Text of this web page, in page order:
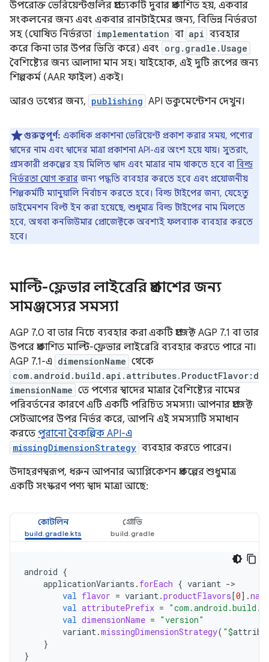
উপরোক্ত ভেরিয়েন্টগুলির প্রত্যেকটি দুবার প্রকাশিত হয়, একবার
সংকলনের জন্য এবং একবার রানটাইমের জন্য, বিভিন্ন নির্ভরতা
সহ (ঘোষিত নির্ভরতা implementation বা api ব্যবহার
করে কিনা তার উপর ভিত্তি করে) এবং org.gradle.Usage
বৈশিষ্ট্যের জন্য আলাদা মান সহ। যাইহোক, এই দুটি রূপের জন্য
শিল্পকর্ম (AAR ফাইল) একই।
আরও তথ্যের জন্য, publishing API ডকুমেন্টেশন দেখুন।
গুরুত্বপূর্ণ: একাধিক প্রকাশনা ভেরিয়েন্ট প্রকাশ করার সময়, পণ্যের
স্বাদের নাম এবং স্বাদের মাত্রা প্রকাশনা API-এর অংশ হয়ে যায়। সুতরাং,
গ্রাসকারী প্রকল্পের হয় মিলিত স্বাদ এবং মাত্রার নাম থাকতে হবে বাবিল্ড
নির্ভরতা যোগ করার জন্য পদ্ধতি ব্যবহার করতে হবে এবং প্রয়োজনীয়
শিল্পকর্মটি ম্যানুয়ালি নির্বাচন করতে হবে। বিল্ড টাইপের জন্য, যেহেতু
ডাইমেনশন বিল্ট ইন করা হয়েছে, শুধুমাত্র বিল্ড টাইপের নাম মিলতে
হবে, অথবা কনজিউমার প্রোজেক্টকে অবশ্যই ফলব্যাক ব্যবহার করতে
হবে।
মাল্টি-ফ্লেভার লাইব্রেরি প্রকাশের জন্য
সামঞ্জস্যের সমস্যা
AGP 7.0 বা তার নিচে ব্যবহার করা একটি প্রজেক্ট AGP 7.1 বা তার
উপরে প্রকাশিত মাল্টি-ফ্লেভার লাইব্রেরি ব্যবহার করতে পারে না।
AGP 7.1-এ dimensionName থেকে
com.android.build.api.attributes.ProductFlavor:d
imensionName তে পণ্যের স্বাদের মাত্রার বৈশিষ্ট্যের নামের
পরিবর্তনের কারণে এটি একটি পরিচিত সমস্যা। আপনার প্রজেক্ট
সেটআপের উপর নির্ভর করে, আপনি এই সমস্যাটি সমাধান
করতে পুরানো বৈকল্পিক API-এ
missingDimensionStrategy ব্যবহার করতে পারেন।
উদাহরণস্বরূপ, ধরুন আপনার অ্যাপ্লিকেশন প্রকল্পের শুধুমাত্র
একটি সংস্করণ পণ্য স্বাদ মাত্রা আছে:
কোটলিন গ্রোভি
android {
applicationVariants . forEach { variant -
val flavor = variant.productFlavors[0] .
val attributePrefix =
val dimensionName = "version"
variant.missingDimensionStrategy( "$
}
}